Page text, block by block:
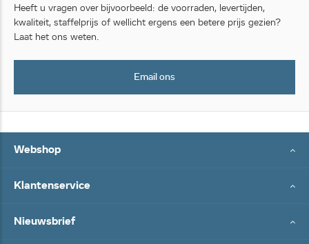
Heeft u vragen over bijvoorbeeld: de voorraden, levertijden,
kwaliteit, staffelprijs of wellicht ergens een betere prijs gezien?
Laat het ons weten.
Email ons
Webshop
Klantenservice
Nieuwsbrief